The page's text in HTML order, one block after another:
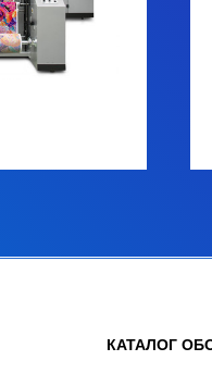
КАТАЛОГ